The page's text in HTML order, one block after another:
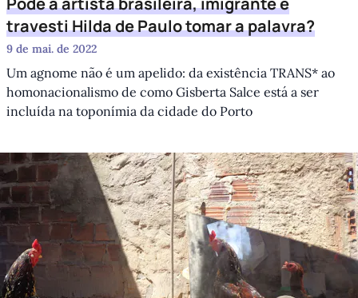
travesti Hilda de Paulo tomar a palavra?
9 de mai. de 2022
Um agnome não é um apelido: da existência TRANS* ao
homonacionalismo de como Gisberta Salce está a ser
incluída na toponímia da cidade do Porto